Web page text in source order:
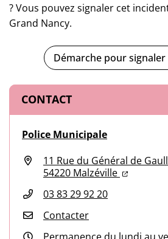
? Vous pouvez signaler cet
Grand Nancy.
Démarche pour
Informations
CONTACT
Police Municipale
11 Rue du Général de
54220 Malzéville
03 83 29 92 20
Contacter